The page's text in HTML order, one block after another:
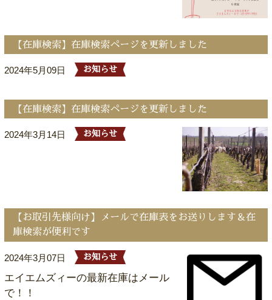
【在庫検索】在庫検索ページを更新しました
2024年5月09日 お知らせ
【在庫検索】在庫検索ページを更新しました
2024年3月14日 お知らせ
【お取引先様向け】メールで在庫表をお送りします＆在
庫検索が便利です
2024年3月07日 お知らせ
エイエムズィーの最新在庫はメール
で！！